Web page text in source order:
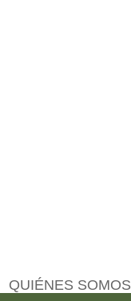
QUIÉNES SOMOS